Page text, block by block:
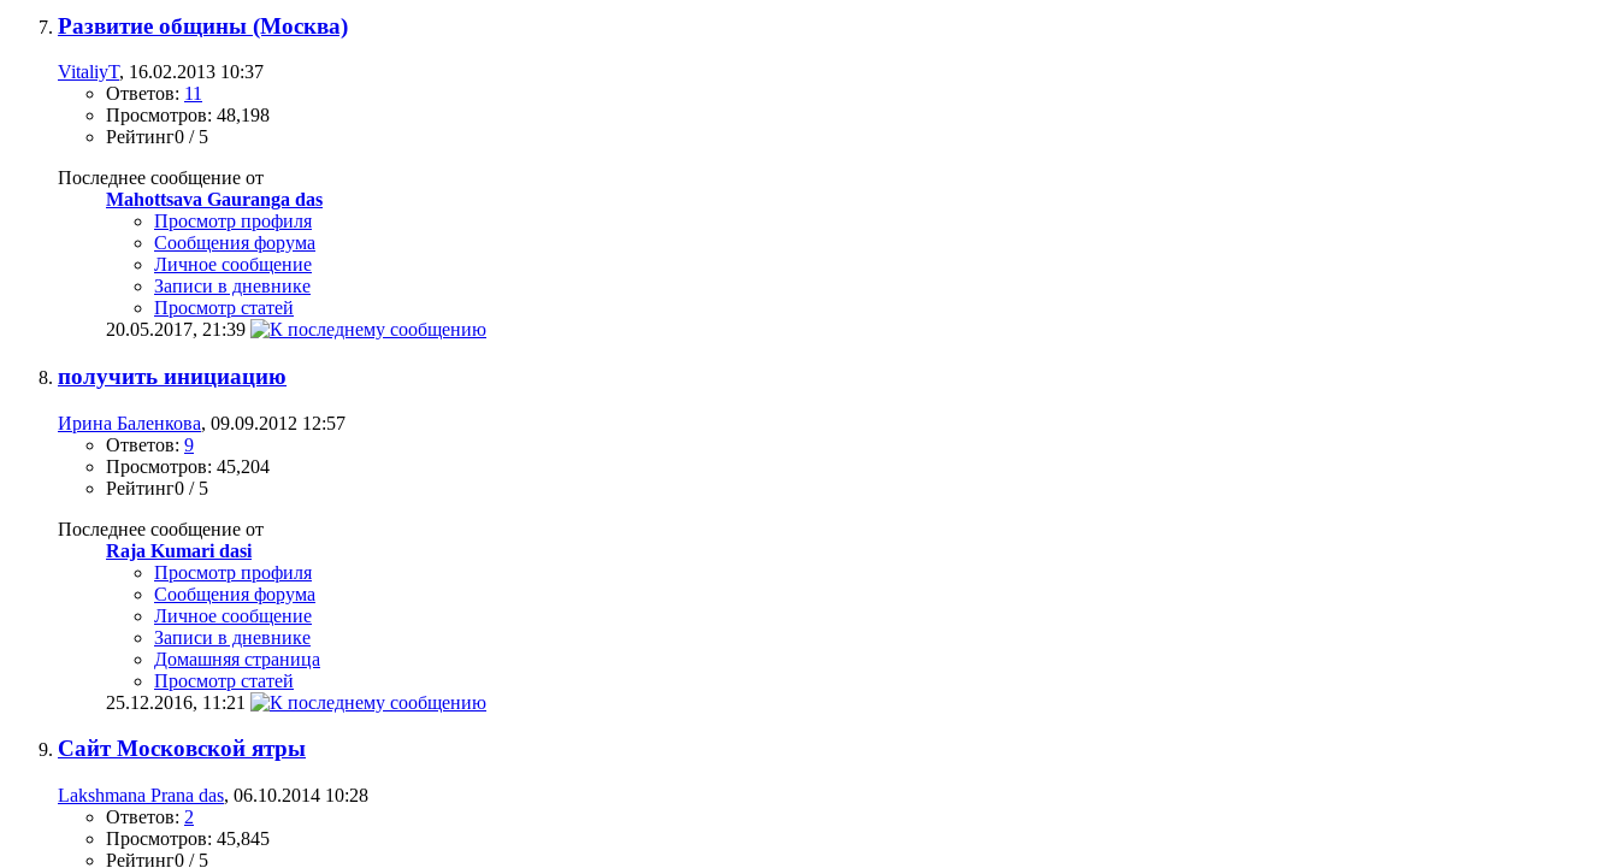
Развитие общины (Москва)
VitaliyT, 16.02.2013 10:37
Ответов: 11
Просмотров: 48,198
Рейтинг0 / 5
Последнее сообщение от
Mahottsava Gauranga das
Просмотр профиля
Сообщения форума
Личное сообщение
Записи в дневнике
Просмотр статей
20.05.2017, 21:39
получить инициацию
Ирина Баленкова, 09.09.2012 12:57
Ответов: 9
Просмотров: 45,204
Рейтинг0 / 5
Последнее сообщение от
Raja Kumari dasi
Просмотр профиля
Сообщения форума
Личное сообщение
Записи в дневнике
Домашняя страница
Просмотр статей
25.12.2016, 11:21
Сайт Московской ятры
Lakshmana Prana das, 06.10.2014 10:28
Ответов: 2
Просмотров: 45,845
Рейтинг0 / 5